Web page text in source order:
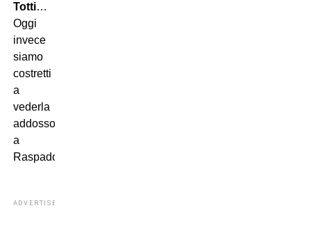
Totti…
Oggi
invece
siamo
costretti
a
vederla
addosso
a
Raspadori!
ADVERTISEMENT